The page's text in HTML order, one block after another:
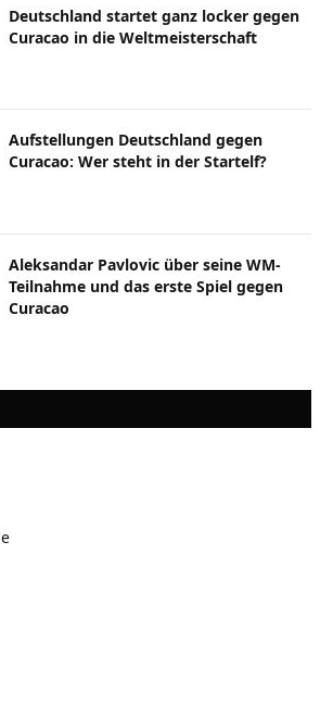
Deutschland startet ganz locker gegen
Curacao in die Weltmeisterschaft
Aufstellungen Deutschland gegen
Curacao: Wer steht in der Startelf?
Aleksandar Pavlovic über seine WM-
Teilnahme und das erste Spiel gegen
Curacao